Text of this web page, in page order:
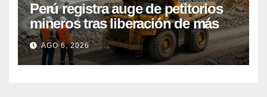
Perú registra auge de petitorios
mineros tras liberación de más
de mil concesiones para explorar
cobre y oro
AGO 6, 2026